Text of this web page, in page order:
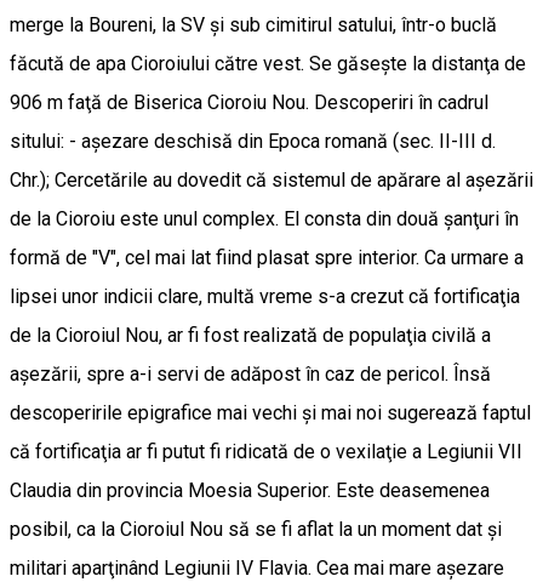
merge la Boureni, la SV şi sub cimitirul satului, într-o buclă
făcută de apa Cioroiului către vest. Se găseşte la distanţa de
906 m faţă de Biserica Cioroiu Nou. Descoperiri în cadrul
sitului: - aşezare deschisă din Epoca romană (sec. II-III d.
Chr.); Cercetările au dovedit că sistemul de apărare al aşezării
de la Cioroiu este unul complex. El consta din două şanţuri în
formă de "V", cel mai lat fiind plasat spre interior. Ca urmare a
lipsei unor indicii clare, multă vreme s-a crezut că fortificaţia
de la Cioroiul Nou, ar fi fost realizată de populaţia civilă a
aşezării, spre a-i servi de adăpost în caz de pericol. Însă
descoperirile epigrafice mai vechi şi mai noi sugerează faptul
că fortificaţia ar fi putut fi ridicată de o vexilaţie a Legiunii VII
Claudia din provincia Moesia Superior. Este deasemenea
posibil, ca la Cioroiul Nou să se fi aflat la un moment dat şi
militari aparţinând Legiunii IV Flavia. Cea mai mare aşezare